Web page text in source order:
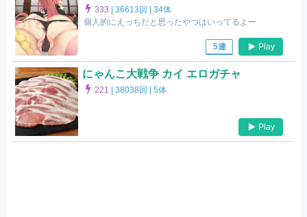
333 |36613回 |34体
個人的にえっちだと思ったやつはいってるよー
5連 Play
にゃんこ大戦争 カイ エロガチャ
221 |38038回 |5体
Play